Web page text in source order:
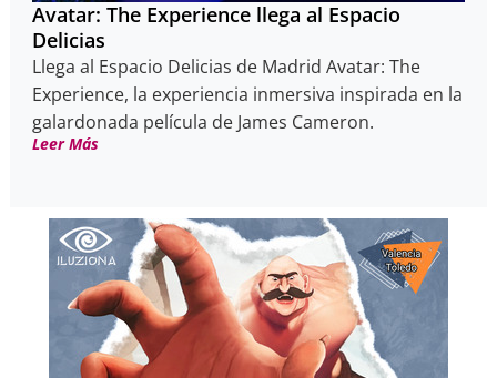
Avatar: The Experience llega al Espacio
Delicias
Llega al Espacio Delicias de Madrid Avatar: The
Experience, la experiencia inmersiva inspirada en la
galardonada película de James Cameron.
Leer Más